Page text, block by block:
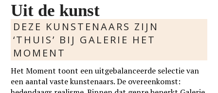
Uit de kunst
DEZE KUNSTENAARS ZIJN
‘THUIS’ BIJ GALERIE HET
MOMENT
Het Moment toont een uitgebalanceerde selectie van
een aantal vaste kunstenaars. De overeenkomst: